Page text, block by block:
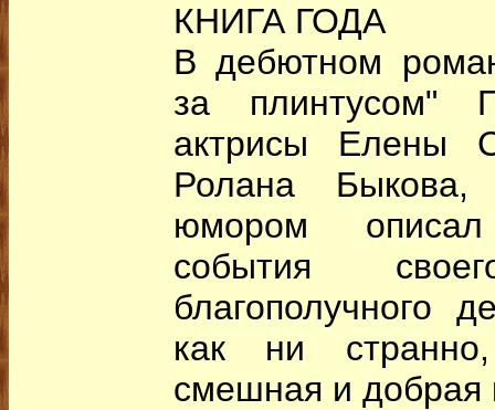
КНИГА ГОДА
В дебютном
за плинтусом"
актрисы Елены
Ролана
юмором
события
благополучного
как ни
смешная и добрая